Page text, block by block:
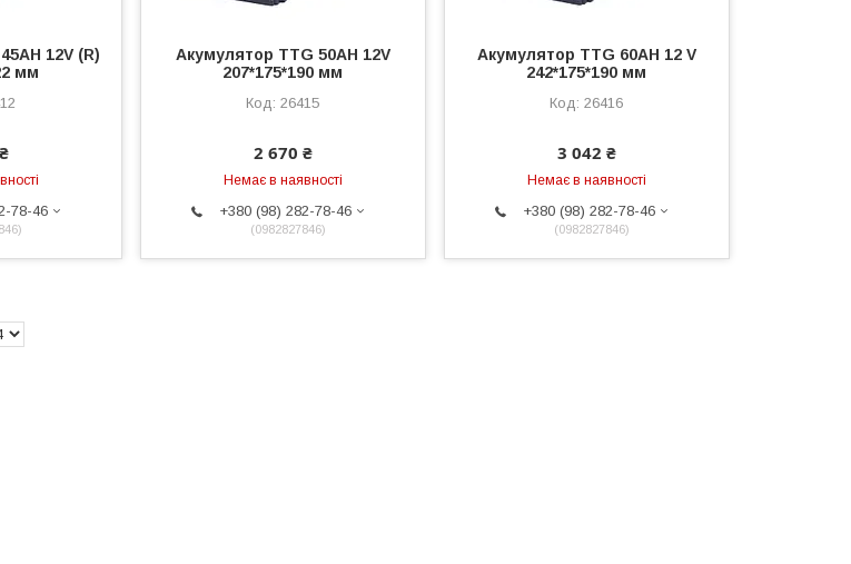
12V (R)
мм
78-46
Акумулятор TTG 50AH 12V
207*175*190 мм
26415
2 670 ₴
Немає в наявності
+380 (98) 282-78-46
0982827846
Акумулятор TTG 60AH 12 V
242*175*190 мм
26416
3 042 ₴
Немає в наявності
+380 (98) 282-78-46
0982827846